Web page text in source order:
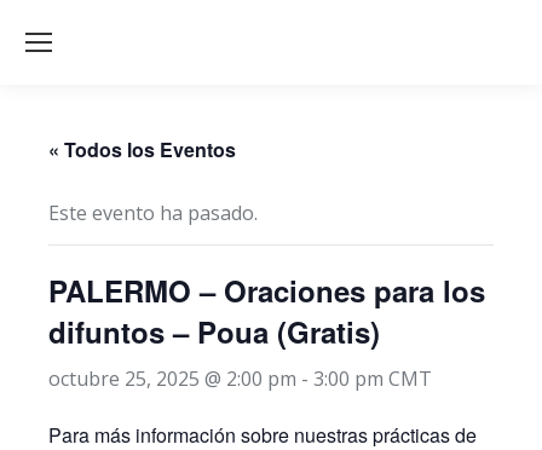
« Todos los Eventos
Este evento ha pasado.
PALERMO – Oraciones para los
difuntos – Poua (Gratis)
octubre 25, 2025 @ 2:00 pm - 3:00 pm CMT
Para más información sobre nuestras prácticas de